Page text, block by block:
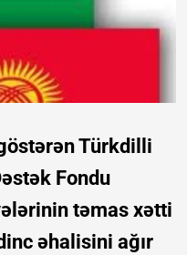
Türkdilli
Fondu
təmas xətti
əhalisini ağır